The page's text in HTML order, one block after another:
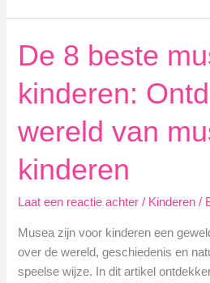
der
kinderen
De 8 beste
kinderen:
wereld van
kinderen
Laat een reactie achter / Kinderen /
Musea zijn voor kinderen een
over de wereld, geschiedenis en
speelse wijze. In dit artikel